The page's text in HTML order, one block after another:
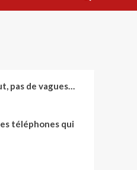
pas de vagues…
téléphones qui